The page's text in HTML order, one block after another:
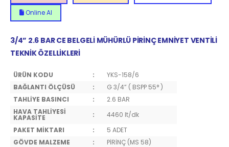
Online Al
3/4” 2.6 BAR CE BELGELİ MÜHÜRLÜ PİRİNÇ EMNİYET VENTİLİ
TEKNİK ÖZELLİKLERİ
ÜRÜN KODU :
YKS-158/6
BAĞLANTI ÖLÇÜSÜ
:
G 3/4” ( BSPP 55° )
TAHLİYE BASINCI
:
2.6 BAR
HAVA TAHLİYESİ
KAPASİTE :
4460 lt/dk
PAKET MİKTARI
:
5 ADET
GÖVDE MALZEME
:
PİRİNÇ (MS 58)